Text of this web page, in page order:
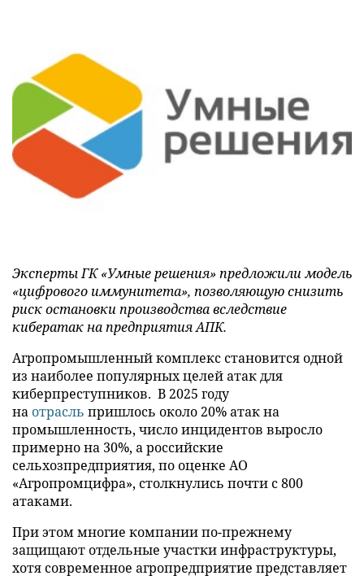
Эксперты ГК «Умные решения» предложили модель
«цифрового иммунитета», позволяющую снизить
риск остановки производства вследствие
кибератак на предприятия АПК.
Агропромышленный комплекс становится одной
из наиболее популярных целей атак для
киберпреступников. В 2025 году
на отрасль пришлось около 20% атак на
промышленность, число инцидентов выросло
примерно на 30%, а российские
сельхозпредприятия, по оценке АО
«Агропромцифра», столкнулись почти с 800
атаками.
При этом многие компании по-прежнему
защищают отдельные участки инфраструктуры,
хотя современное агропредприятие представляет